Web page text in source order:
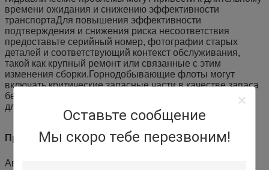
Оставьте сообщение
Мы скоро тебе перезвоним!
времени ожидания и снижению эффективности
транспортаДля повышения эффективности
подтверждения и снижения риска несоответствия
предоставьте серийный номер, фотографии старых
деталей и соответствующий контекст обслуживания,
такой как крупный ремонт или связанные с этим
изменения сборки.Горнодобывающие флоты могут
включать критические запасные части в качестве запаса
безопасности и использовать этикетки и записи партий
для централизованного контроля и отслеживания.
Применение
Аварийная замена, плановое обслуживание и